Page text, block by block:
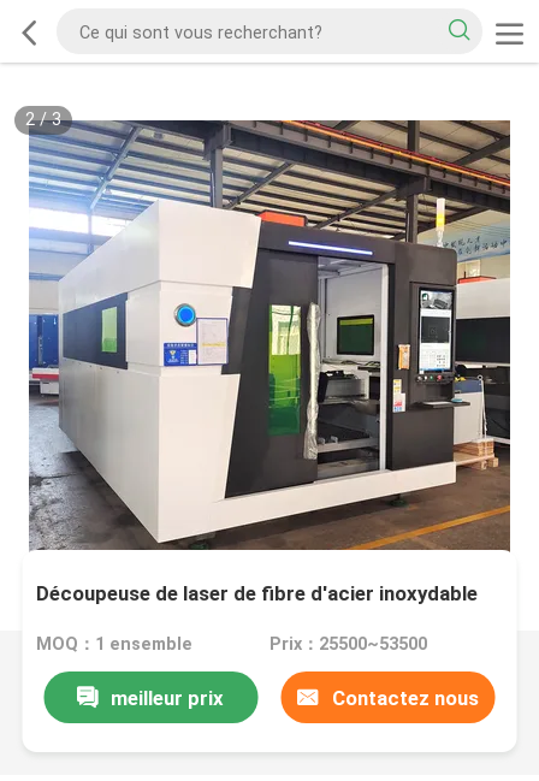
2/3
Découpeuse de laser de fibre d'acier inoxydable
MOQ：1 ensemble Prix：25500~53500
meilleur prix Contactez nous